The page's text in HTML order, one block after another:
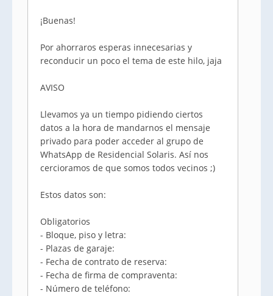
¡Buenas!
Por ahorraros esperas innecesarias y
reconducir un poco el tema de este hilo, jaja
AVISO
Llevamos ya un tiempo pidiendo ciertos
datos a la hora de mandarnos el mensaje
privado para poder acceder al grupo de
WhatsApp de Residencial Solaris. Así nos
cercioramos de que somos todos vecinos ;)
Estos datos son:
Obligatorios
- Bloque, piso y letra:
- Plazas de garaje:
- Fecha de contrato de reserva:
- Fecha de firma de compraventa:
- Número de teléfono: